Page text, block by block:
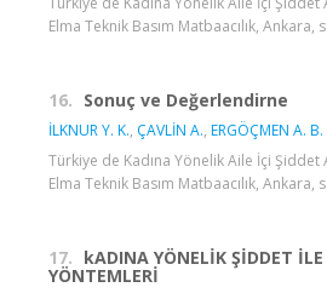
Elma Teknik Basım Matbaacılık, Ankara,
16. Sonuç ve Değerlendirne
İLKNUR Y. K., ÇAVLİN A., ERGÖÇMEN A. B.
Türkiye de Kadına Yönelik Aile İçi Şiddet
Elma Teknik Basım Matbaacılık, Ankara,
17. kADINA YÖNELİK ŞİDDET İLE
YÖNTEMLERİ